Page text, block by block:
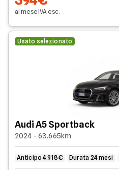
al meseIVA esc.
Usato selezionato
Audi A5 Sportback
2024 - 63.665km
Anticipo 4.918€ Durata 24 mesi